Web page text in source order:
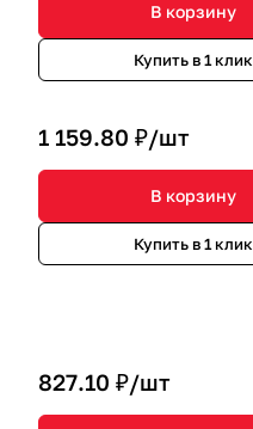
В корзину
Купить в 1 клик
1 159.80 ₽/шт
В корзину
Купить в 1 клик
827.10 ₽/шт